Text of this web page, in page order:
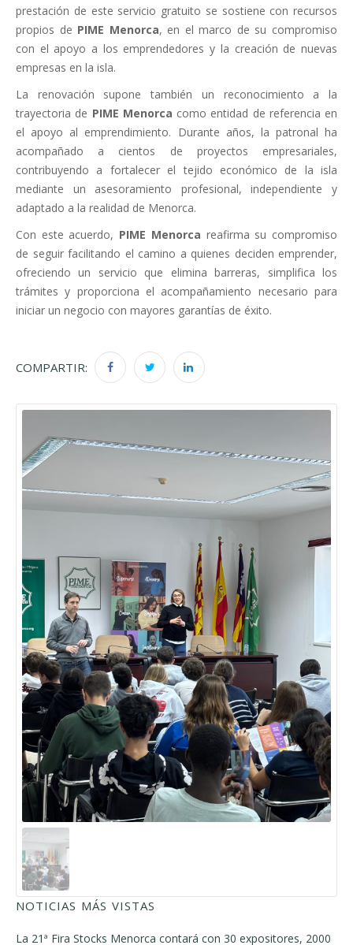
prestación de este servicio gratuito se sostiene con recursos
propios de PIME Menorca, en el marco de su compromiso
con el apoyo a los emprendedores y la creación de nuevas
empresas en la isla.
La renovación supone también un reconocimiento a la
trayectoria de PIME Menorca como entidad de referencia en
el apoyo al emprendimiento. Durante años, la patronal ha
acompañado a cientos de proyectos empresariales,
contribuyendo a fortalecer el tejido económico de la isla
mediante un asesoramiento profesional, independiente y
adaptado a la realidad de Menorca.
Con este acuerdo, PIME Menorca reafirma su compromiso
de seguir facilitando el camino a quienes deciden emprender,
ofreciendo un servicio que elimina barreras, simplifica los
trámites y proporciona el acompañamiento necesario para
iniciar un negocio con mayores garantías de éxito.
COMPARTIR:
NOTICIAS MÁS VISTAS
La 21ª Fira Stocks Menorca contará con 30 expositores, 2000